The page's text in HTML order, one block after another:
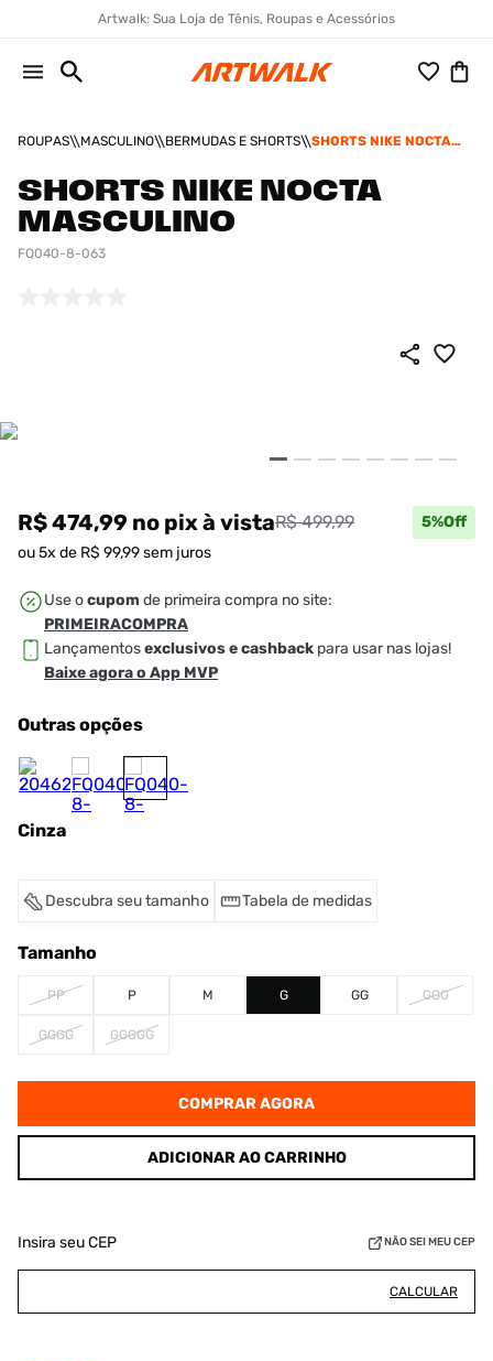
Artwalk: Sua Loja de Tênis, Roupas e Acessórios
ROUPAS MASCULINO BERMUDAS E SHORTS
SHORTS NIKE NOCTA
SHORTS NIKE NOCTA
MASCULINO
FQ040-8-063
R$ 474,99 no pixà vistaR$ 499,99 5%Off
ou5x de R$ 99,99sem juros
Use ocupom de primeira compra no site:
PRIMEIRACOMPRA
Lançamentosexclusivos e cashback para usar nas lojas!
Baixe agora o App MVP
Outras opções
Cinza
Descubra seu tamanho Tabela de medidas
Tamanho
PP P M G GG GGG
GGGG GGGGG
COMPRAR AGORA
ADICIONAR AO CARRINHO
Insira seu CEP NÃO SEI MEU CEP
CALCULAR